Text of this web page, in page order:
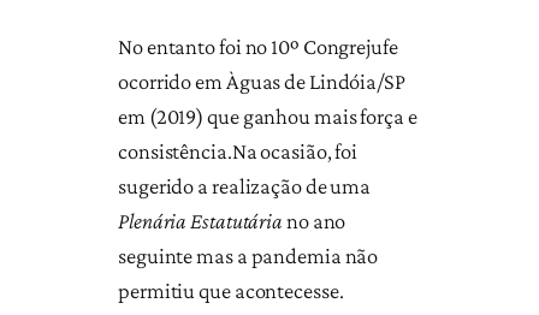
No entanto foi no 10º Congrejufe
ocorrido em Àguas de Lindóia/SP
em (2019) que ganhou mais força e
consistência.Na ocasião, foi
sugerido a realização de uma
Plenária Estatutáriano ano
seguinte mas a pandemia não
permitiu que acontecesse.